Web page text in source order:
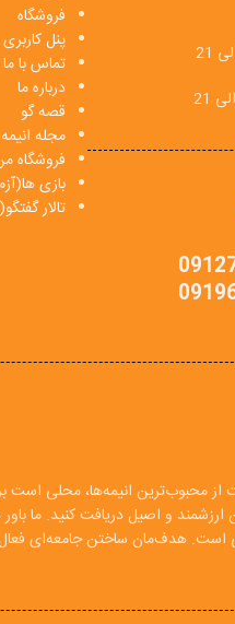
فروشگاه
پنل کاربری
تماس با ما
درباره ما
قصه گو
مجله
فروشگاه
بازی
تالار
از محبوب‌ترین انیمه‌ها، محلی
و اصیل دریافت کنید. ما
است. هدف‌مان ساختن جامعه‌ای